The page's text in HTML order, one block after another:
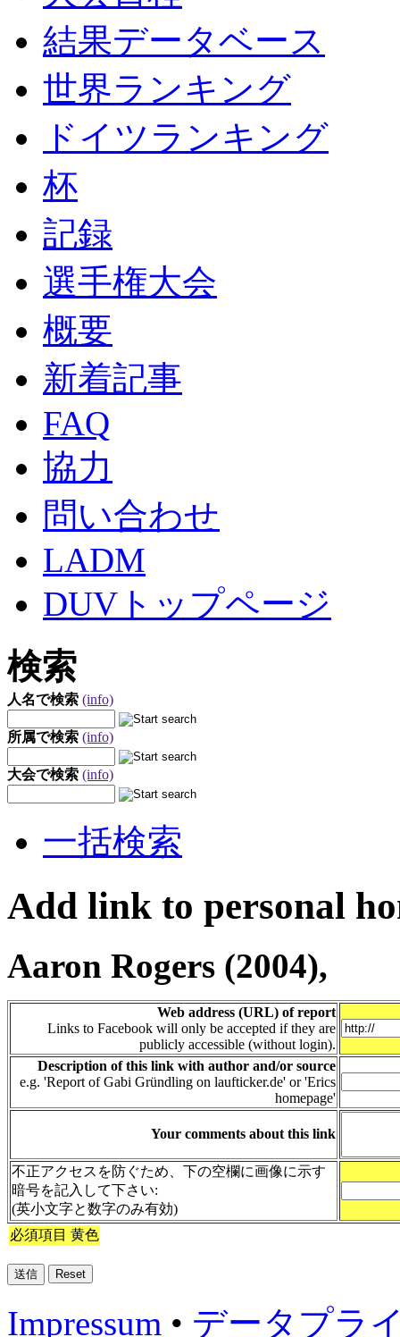
結果データベース
世界ランキング
ドイツランキング
杯
記録
選手権大会
概要
新着記事
FAQ
協力
問い合わせ
LADM
DUVトップページ
検索
人名で検索 (info)
所属で検索 (info)
大会で検索 (info)
一括検索
Add link to personal
Aaron Rogers (2004),
Web address (URL) of report
Links to Facebook will only be accepted if they are
publicly accessible (without login).
Description of this link with author and/or source
e.g. 'Report of Gabi Gründling on laufticker.de' or 'Erics
homepage'
Your comments about this link
不正アクセスを防ぐため、下の空欄に画像に示す
暗号を記入して下さい:
(英小文字と数字のみ有効)
必須項目 黄色
Impressum • データプラ